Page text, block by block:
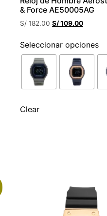
& Force AE50005AG
S/182.00 S/109.00
Seleccionar opciones
Clear